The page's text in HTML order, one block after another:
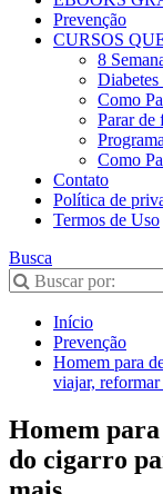
Prevenção
CURSOS
8
Como
Parar de
Como
Contato
Política de
Termos de Uso
Busca
Início
Prevenção
Homem para
viajar, reformar
Homem
do cigarro